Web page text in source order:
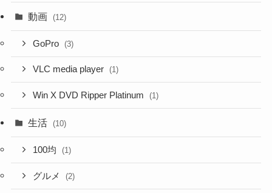
動画 (12)
GoPro (3)
VLC media player (1)
Win X DVD Ripper Platinum (1)
生活 (10)
100均 (1)
グルメ (2)